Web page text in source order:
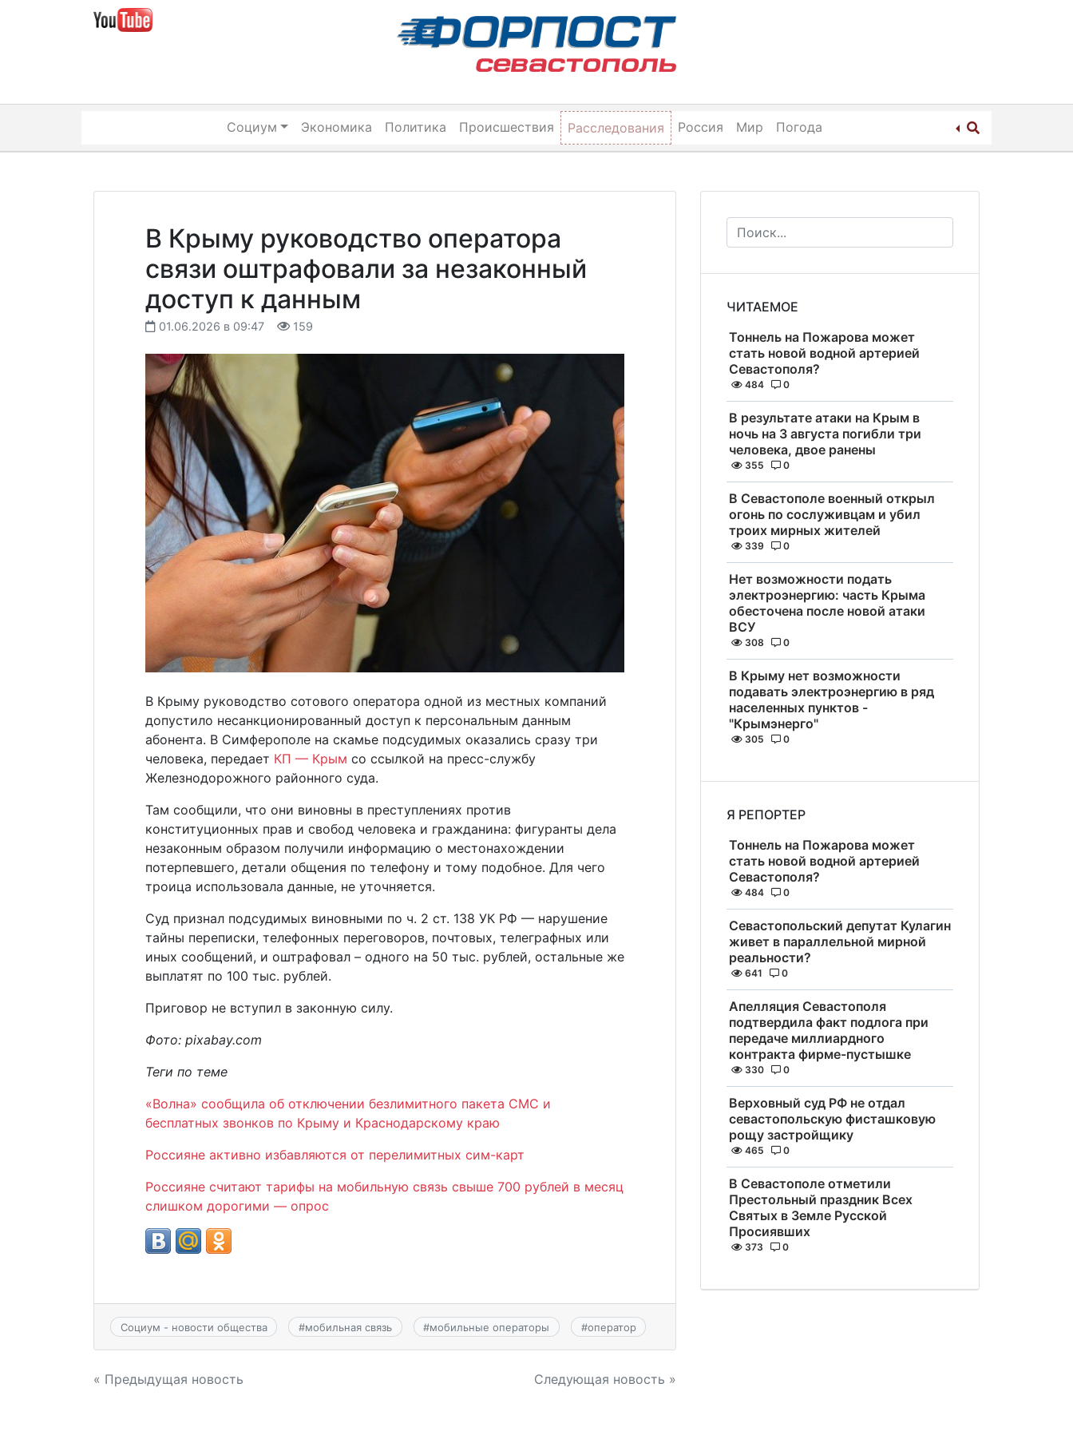
Социум Экономика Политика Происшествия Расследования Россия Мир Погода
В Крыму руководство оператора
связи оштрафовали за незаконный
доступ к данным
01.06.2026 в 09:47 159
В Крыму руководство сотового оператора одной из местных компаний
допустило несанкционированный доступ к персональным данным
абонента. В Симферополе на скамье подсудимых оказались сразу три
человека, передает КП — Крым со ссылкой на пресс-службу
Железнодорожного районного суда.
Там сообщили, что они виновны в преступлениях против
конституционных прав и свобод человека и гражданина: фигуранты дела
незаконным образом получили информацию о местонахождении
потерпевшего, детали общения по телефону и тому подобное. Для чего
троица использовала данные, не уточняется.
Суд признал подсудимых виновными по ч. 2 ст. 138 УК РФ — нарушение
тайны переписки, телефонных переговоров, почтовых, телеграфных или
иных сообщений, и оштрафовал – одного на 50 тыс. рублей, остальные же
выплатят по 100 тыс. рублей.
Приговор не вступил в законную силу.
Фото: pixabay.com
Теги по теме
«Волна» сообщила об отключении безлимитного пакета СМС и
бесплатных звонков по Крыму и Краснодарскому краю
Россияне активно избавляются от перелимитных сим-карт
Россияне считают тарифы на мобильную связь свыше 700 рублей в месяц
слишком дорогими — опрос
Социум - новости общества #мобильная связь #мобильные операторы #оператор
Навигация
« Предыдущая новость Следующая новость »
ЧИТАЕМОЕ
Тоннель на Пожарова может
стать новой водной артерией
Севастополя?
484 0
В результате атаки на Крым в
ночь на 3 августа погибли три
человека, двое ранены
355 0
В Севастополе военный открыл
огонь по сослуживцам и убил
троих мирных жителей
339 0
Нет возможности подать
электроэнергию: часть Крыма
обесточена после новой атаки
ВСУ
308 0
В Крыму нет возможности
подавать электроэнергию в ряд
населенных пунктов -
"Крымэнерго"
305 0
Я РЕПОРТЕР
Тоннель на Пожарова может
стать новой водной артерией
Севастополя?
484 0
Севастопольский депутат Кулагин
живет в параллельной мирной
реальности?
641 0
Апелляция Севастополя
подтвердила факт подлога при
передаче миллиардного
контракта фирме-пустышке
330 0
Верховный суд РФ не отдал
севастопольскую фисташковую
рощу застройщику
465 0
В Севастополе отметили
Престольный праздник Всех
Святых в Земле Русской
Просиявших
373 0